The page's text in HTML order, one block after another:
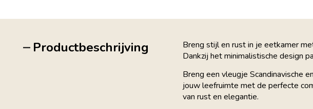
Productbeschrijving Breng stijl en rust in je eetkamer
Dankzij het minimalistische design
Breng een vleugje Scandinavische
jouw leefruimte met de perfecte
van rust en elegantie.